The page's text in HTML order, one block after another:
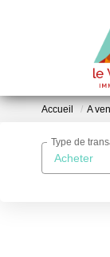
Accueil A
Acheter
Type de